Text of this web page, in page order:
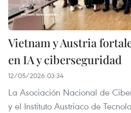
Vietnam y Austria
en IA y ciberseguridad
12/05/2026 03:34
La Asociación Nacional de
y el Instituto Austriaco de